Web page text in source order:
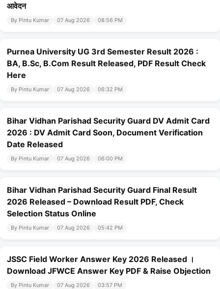
आवेदन
By Pintu Kumar 07 Aug 2026 08:56 PM
Purnea University UG 3rd Semester Result 2026 :
BA, B.Sc, B.Com Result Released, PDF Result Check
Here
By Pintu Kumar 07 Aug 2026 06:32 PM
Bihar Vidhan Parishad Security Guard DV Admit Card
2026 : DV Admit Card Soon, Document Verification
Date Released
By Pintu Kumar 07 Aug 2026 06:00 PM
Bihar Vidhan Parishad Security Guard Final Result
2026 Released – Download Result PDF, Check
Selection Status Online
By Pintu Kumar 07 Aug 2026 05:42 PM
JSSC Field Worker Answer Key 2026 Released ।
Download JFWCE Answer Key PDF & Raise Objection
By Pintu Kumar 07 Aug 2026 03:57 PM